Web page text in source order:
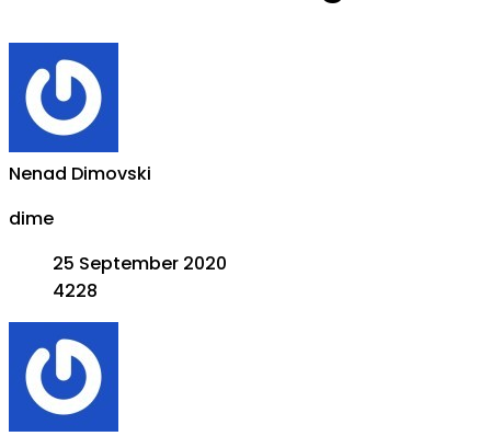
Nenad Dimovski
dime
25 September 2020
4228